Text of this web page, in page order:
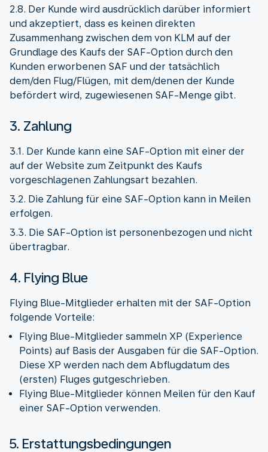
2.8. Der Kunde wird ausdrücklich darüber informiert
und akzeptiert, dass es keinen direkten
Zusammenhang zwischen dem von KLM auf der
Grundlage des Kaufs der SAF-Option durch den
Kunden erworbenen SAF und der tatsächlich
dem/den Flug/Flügen, mit dem/denen der Kunde
befördert wird, zugewiesenen SAF-Menge gibt.
3. Zahlung
3.1. Der Kunde kann eine SAF-Option mit einer der
auf der Website zum Zeitpunkt des Kaufs
vorgeschlagenen Zahlungsart bezahlen.
3.2. Die Zahlung für eine SAF-Option kann in Meilen
erfolgen.
3.3. Die SAF-Option ist personenbezogen und nicht
übertragbar.
4. Flying Blue
Flying Blue-Mitglieder erhalten mit der SAF-Option
folgende Vorteile:
Flying Blue-Mitglieder sammeln XP (Experience
Points) auf Basis der Ausgaben für die SAF-Option.
Diese XP werden nach dem Abflugdatum des
(ersten) Fluges gutgeschrieben.
Flying Blue-Mitglieder können Meilen für den Kauf
einer SAF-Option verwenden.
5. Erstattungsbedingungen